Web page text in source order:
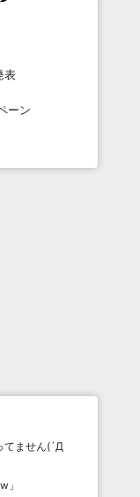
表
ーン
てません(´Д
」